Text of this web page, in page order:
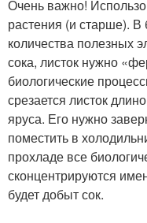
Очень важно!
растения (и старше). В
количества полезных
сока, листок нужно
биологические
срезается листок
яруса. Его нужно
поместить в
прохладе все
сконцентрируются
будет добыт сок.